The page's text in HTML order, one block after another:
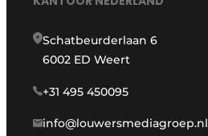
Schatbeurderlaan 6
6002 ED Weert
+31 495 450095
info@louwersmediagroep.nl